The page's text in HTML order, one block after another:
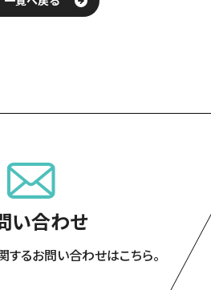
い合わせ
するお問い合わせはこちら。